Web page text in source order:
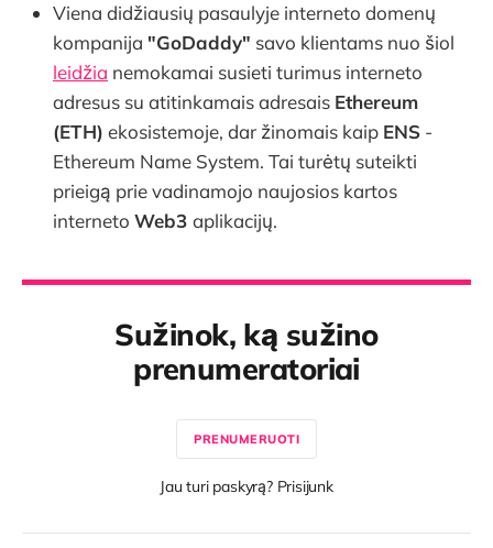
Viena didžiausių pasaulyje interneto domenų
kompanija "GoDaddy" savo klientams nuo šiol
leidžia nemokamai susieti turimus interneto
adresus su atitinkamais adresais Ethereum
(ETH) ekosistemoje, dar žinomais kaip ENS -
Ethereum Name System. Tai turėtų suteikti
prieigą prie vadinamojo naujosios kartos
interneto Web3 aplikacijų.
Sužinok, ką sužino
prenumeratoriai
PRENUMERUOTI
Jau turi paskyrą? Prisijunk